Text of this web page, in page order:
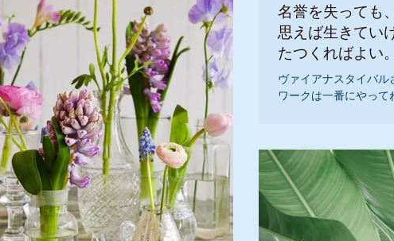
名誉を失っても
思えば生きてい
たつくればよい
ら 生きている値
ヴァイアナスタイバル
ワークは一番にやって
敢であれば、行動に移
すでに勇気を持ってい